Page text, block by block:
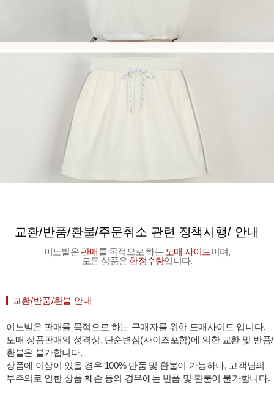
교환/반품/환불/주문취소 관련 정책시행/ 안내
이노빌은 판매를 목적으로 하는 도매 사이트이며,
모든 상품은 한정수량입니다.
교환/반품/환불 안내
이노빌은 판매를 목적으로 하는 구매자를 위한 도매사이트 입니다.
도매 상품판매의 성격상, 단순변심(사이즈포함)에 의한 교환 및 반품/
환불은 불가합니다.
상품에 이상이 있을 경우 100% 반품 및 환불이 가능하나, 고객님의
부주의로 인한 상품 훼손 등의 경우에는 반품 및 환불이 불가합니다.